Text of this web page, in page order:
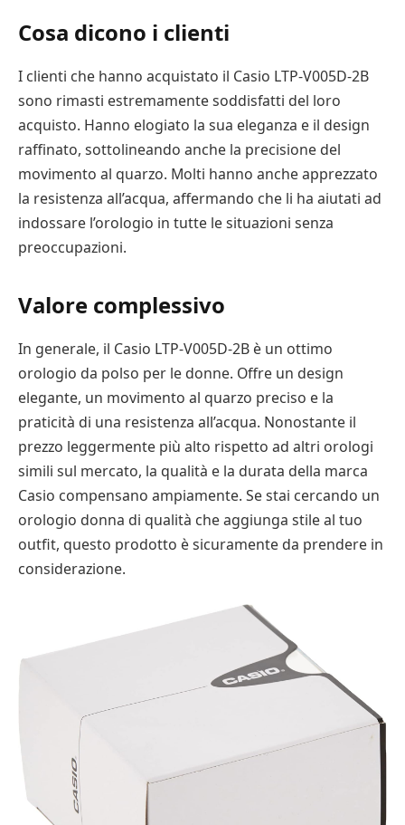
Cosa dicono i clienti
I clienti che hanno acquistato il Casio LTP-V005D-2B
sono rimasti estremamente soddisfatti del loro
acquisto. Hanno elogiato la sua eleganza e il design
raffinato, sottolineando anche la precisione del
movimento al quarzo. Molti hanno anche apprezzato
la resistenza all’acqua, affermando che li ha aiutati ad
indossare l’orologio in tutte le situazioni senza
preoccupazioni.
Valore complessivo
In generale, il Casio LTP-V005D-2B è un ottimo
orologio da polso per le donne. Offre un design
elegante, un movimento al quarzo preciso e la
praticità di una resistenza all’acqua. Nonostante il
prezzo leggermente più alto rispetto ad altri orologi
simili sul mercato, la qualità e la durata della marca
Casio compensano ampiamente. Se stai cercando un
orologio donna di qualità che aggiunga stile al tuo
outfit, questo prodotto è sicuramente da prendere in
considerazione.